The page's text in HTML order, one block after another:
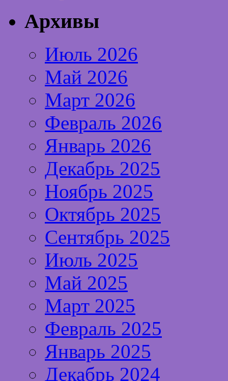
Архивы
Июль 2026
Май 2026
Март 2026
Февраль 2026
Январь 2026
Декабрь 2025
Ноябрь 2025
Октябрь 2025
Сентябрь 2025
Июль 2025
Май 2025
Март 2025
Февраль 2025
Январь 2025
Декабрь 2024